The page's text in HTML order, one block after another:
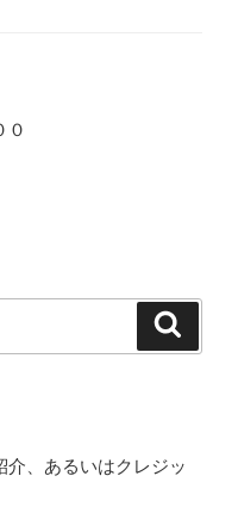
０
介、あるいはクレジッ